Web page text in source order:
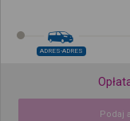
ADRES-ADRES
Podaj